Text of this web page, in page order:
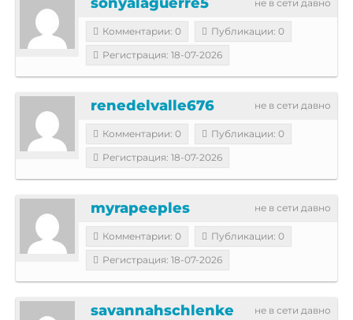
не в сети давно
Комментарии: 0
Публикации: 0
Регистрация: 18-07-2026
не в сети давно
renedelvalle676
Комментарии: 0
Публикации: 0
Регистрация: 18-07-2026
не в сети давно
myrapeeples
Комментарии: 0
Публикации: 0
Регистрация: 18-07-2026
не в сети давно
savannahschlenke